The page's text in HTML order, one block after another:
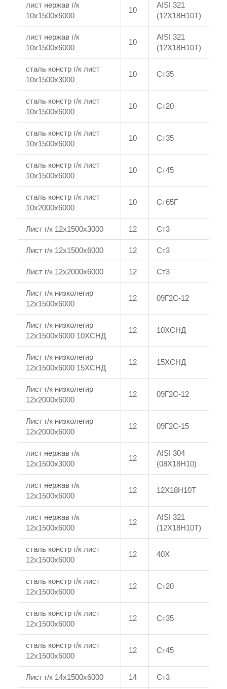
лист нержав г/к
10x1500x6000
10
AISI 321
(12Х18Н10Т)
лист нержав г/к
10x1500x6000
10
AISI 321
(12Х18Н10Т)
сталь констр г/к лист
10x1500x3000
10 Ст35
сталь констр г/к лист
10x1500x6000
10 Ст20
сталь констр г/к лист
10x1500x6000
10 Ст35
сталь констр г/к лист
10x1500x6000
10 Ст45
сталь констр г/к лист
10x2000x6000
10 Ст65Г
Лист г/к 12x1500x3000 12 Ст3
Лист г/к 12x1500x6000 12 Ст3
Лист г/к 12x2000x6000 12 Ст3
Лист г/к низколегир
12x1500x6000
12 09Г2С-12
Лист г/к низколегир
12x1500x6000 10ХСНД
12 10ХСНД
Лист г/к низколегир
12x1500x6000 15ХСНД
12 15ХСНД
Лист г/к низколегир
12x2000x6000
12 09Г2С-12
Лист г/к низколегир
12x2000x6000
12 09Г2С-15
лист нержав г/к
12x1500x3000
12
AISI 304
(08Х18Н10)
лист нержав г/к
12x1500x6000
12 12Х18Н10Т
лист нержав г/к
12x1500x6000
12
AISI 321
(12Х18Н10Т)
сталь констр г/к лист
12x1500x6000
12 40Х
сталь констр г/к лист
12x1500x6000
12 Ст20
сталь констр г/к лист
12x1500x6000
12 Ст35
сталь констр г/к лист
12x1500x6000
12 Ст45
Лист г/к 14x1500x6000 14 Ст3